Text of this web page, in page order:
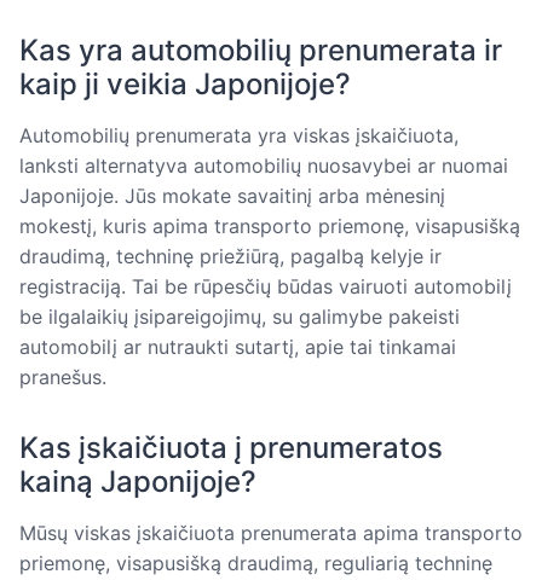
Kas yra automobilių prenumerata ir
kaip ji veikia Japonijoje?
Automobilių prenumerata yra viskas įskaičiuota,
lanksti alternatyva automobilių nuosavybei ar nuomai
Japonijoje. Jūs mokate savaitinį arba mėnesinį
mokestį, kuris apima transporto priemonę, visapusišką
draudimą, techninę priežiūrą, pagalbą kelyje ir
registraciją. Tai be rūpesčių būdas vairuoti automobilį
be ilgalaikių įsipareigojimų, su galimybe pakeisti
automobilį ar nutraukti sutartį, apie tai tinkamai
pranešus.
Kas įskaičiuota į prenumeratos
kainą Japonijoje?
Mūsų viskas įskaičiuota prenumerata apima transporto
priemonę, visapusišką draudimą, reguliarią techninę